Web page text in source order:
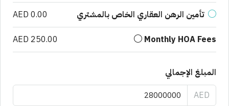
تأمين الرهن العقاري الخاص بالمشتري AED 0.00
Monthly HOA Fees
AED 250.00
المبلغ الإجمالي
AED